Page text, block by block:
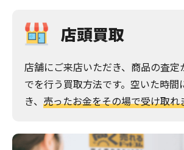
店頭買取
店舗にご来店いただき、商品の査定
でを行う買取方法です。空いた時間
き、 売ったお金をその場で受け取れ